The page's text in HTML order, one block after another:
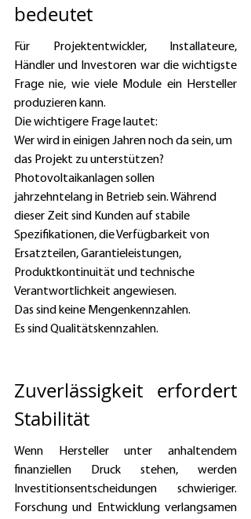
bedeutet
Für Projektentwickler, Installateure,
Händler und Investoren war die wichtigste
Frage nie, wie viele Module ein Hersteller
produzieren kann.
Die wichtigere Frage lautet:
Wer wird in einigen Jahren noch da sein, um
das Projekt zu unterstützen?
Photovoltaikanlagen sollen
jahrzehntelang in Betrieb sein. Während
dieser Zeit sind Kunden auf stabile
Spezifikationen, die Verfügbarkeit von
Ersatzteilen, Garantieleistungen,
Produktkontinuität und technische
Verantwortlichkeit angewiesen.
Das sind keine Mengenkennzahlen.
Es sind Qualitätskennzahlen.
Zuverlässigkeit erfordert
Stabilität
Wenn Hersteller unter anhaltendem
finanziellen Druck stehen, werden
Investitionsentscheidungen schwieriger.
Forschung und Entwicklung verlangsamen